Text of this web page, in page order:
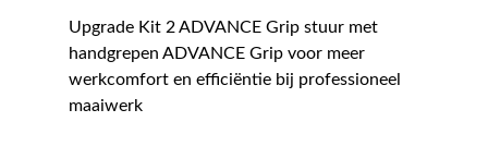
Upgrade Kit 2 ADVANCE Grip stuur met
handgrepen ADVANCE Grip voor meer
werkcomfort en efficiëntie bij professioneel
maaiwerk